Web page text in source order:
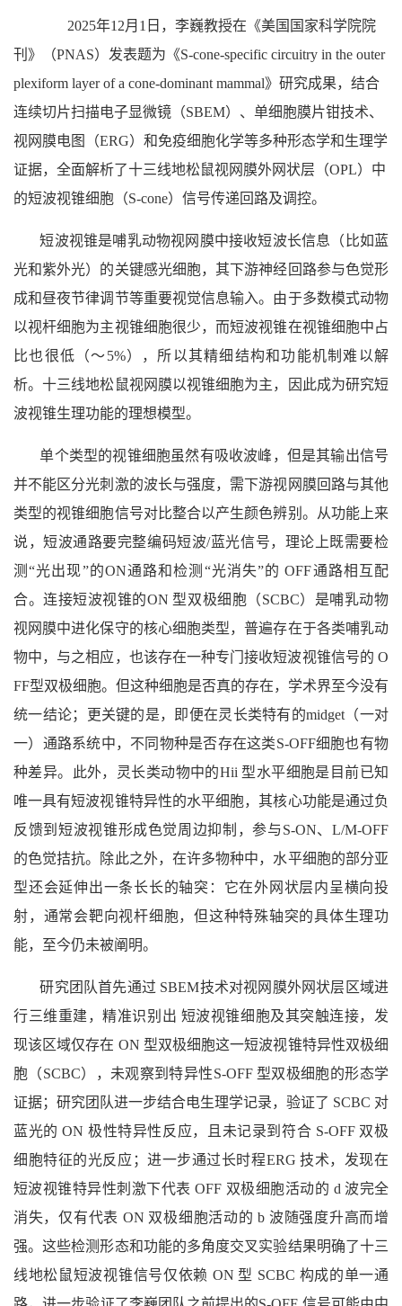
2025年12月1日，李巍教授在《美国国家科学院院
刊》（PNAS）发表题为《S-cone-specific circuitry in the outer
plexiform layer of a cone-dominant mammal》研究成果，结合
连续切片扫描电子显微镜（SBEM）、单细胞膜片钳技术、
视网膜电图（ERG）和免疫细胞化学等多种形态学和生理学
证据，全面解析了十三线地松鼠视网膜外网状层（OPL）中
的短波视锥细胞（S-cone）信号传递回路及调控。
短波视锥是哺乳动物视网膜中接收短波长信息（比如蓝
光和紫外光）的关键感光细胞，其下游神经回路参与色觉形
成和昼夜节律调节等重要视觉信息输入。由于多数模式动物
以视杆细胞为主视锥细胞很少，而短波视锥在视锥细胞中占
比也很低（～5%），所以其精细结构和功能机制难以解
析。十三线地松鼠视网膜以视锥细胞为主，因此成为研究短
波视锥生理功能的理想模型。
单个类型的视锥细胞虽然有吸收波峰，但是其输出信号
并不能区分光刺激的波长与强度，需下游视网膜回路与其他
类型的视锥细胞信号对比整合以产生颜色辨别。从功能上来
说，短波通路要完整编码短波/蓝光信号，理论上既需要检
测“光出现”的ON通路和检测“光消失”的 OFF通路相互配
合。连接短波视锥的ON 型双极细胞（SCBC）是哺乳动物
视网膜中进化保守的核心细胞类型，普遍存在于各类哺乳动
物中，与之相应，也该存在一种专门接收短波视锥信号的 O
FF型双极细胞。但这种细胞是否真的存在，学术界至今没有
统一结论；更关键的是，即便在灵长类特有的midget（一对
一）通路系统中，不同物种是否存在这类S-OFF细胞也有物
种差异。此外，灵长类动物中的Hii 型水平细胞是目前已知
唯一具有短波视锥特异性的水平细胞，其核心功能是通过负
反馈到短波视锥形成色觉周边抑制，参与S-ON、L/M-OFF
的色觉拮抗。除此之外，在许多物种中，水平细胞的部分亚
型还会延伸出一条长长的轴突：它在外网状层内呈横向投
射，通常会靶向视杆细胞，但这种特殊轴突的具体生理功
能，至今仍未被阐明。
研究团队首先通过 SBEM技术对视网膜外网状层区域进
行三维重建，精准识别出 短波视锥细胞及其突触连接，发
现该区域仅存在 ON 型双极细胞这一短波视锥特异性双极细
胞（SCBC），未观察到特异性S-OFF 型双极细胞的形态学
证据；研究团队进一步结合电生理学记录，验证了 SCBC 对
蓝光的 ON 极性特异性反应，且未记录到符合 S-OFF 双极
细胞特征的光反应；进一步通过长时程ERG 技术，发现在
短波视锥特异性刺激下代表 OFF 双极细胞活动的 d 波完全
消失，仅有代表 ON 双极细胞活动的 b 波随强度升高而增
强。这些检测形态和功能的多角度交叉实验结果明确了十三
线地松鼠短波视锥信号仅依赖 ON 型 SCBC 构成的单一通